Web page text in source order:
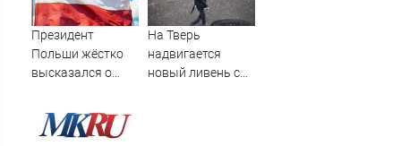
сентябре -
PrimaMedia.ru
Президент
Польши жёстко
высказался о
идеологии
На Тверь
надвигается
новый ливень с